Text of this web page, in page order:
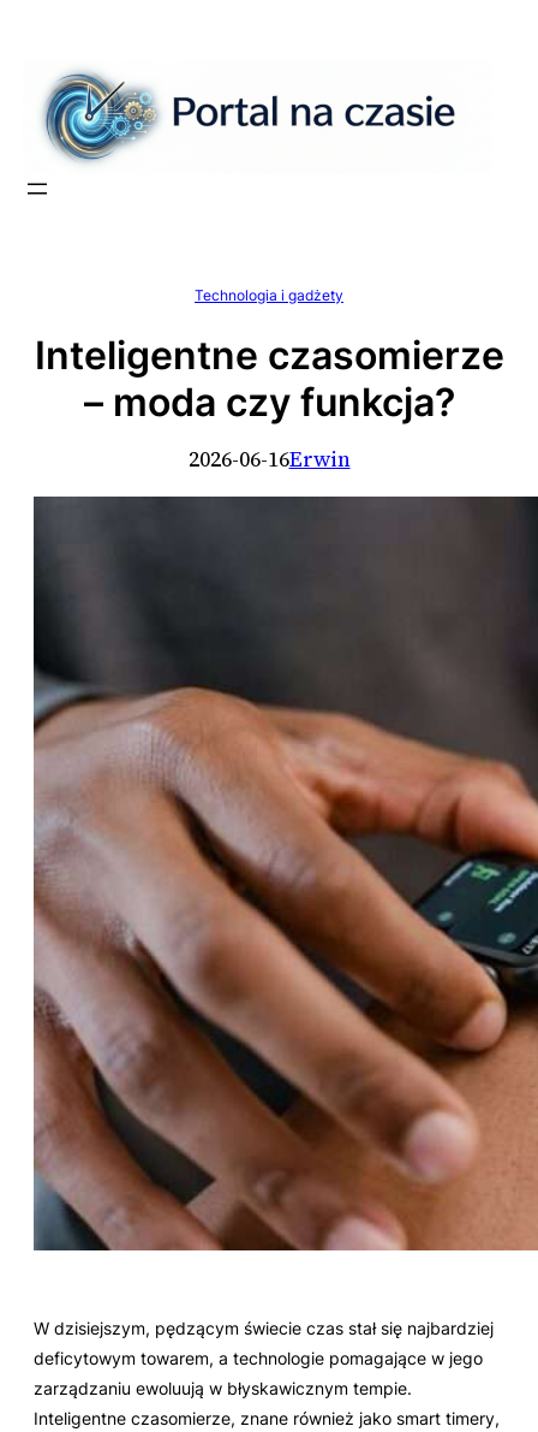
treści
Technologia i gadżety
Inteligentne czasomierze
– moda czy funkcja?
2026-06-16Erwin
W dzisiejszym, pędzącym świecie czas stał się najbardziej
deficytowym towarem, a technologie pomagające w jego
zarządzaniu ewoluują w błyskawicznym tempie.
Inteligentne czasomierze, znane również jako smart timery,